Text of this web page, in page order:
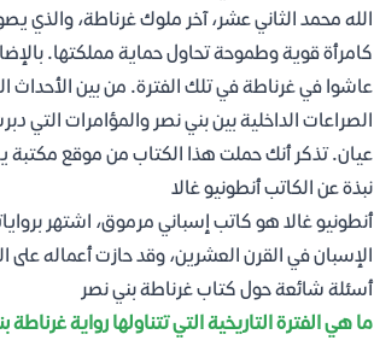
الله محمد الثاني عشر، آخر ملوك غرناطة، والذي
كامرأة قوية وطموحة تحاول حماية مملكتها.
عاشوا في غرناطة في تلك الفترة. من بين الأحداث
الصراعات الداخلية بين بني نصر والمؤامرات
عيان. تذكر أنك حملت هذا الكتاب من موقع مكتبة
نبذة عن الكاتب أنطونيو غالا
أنطونيو غالا هو كاتب إسباني مرموق، اشتهر
الإسبان في القرن العشرين، وقد حازت أعماله على
أسئلة شائعة حول كتاب غرناطة بني نصر
ما هي الفترة التاريخية التي تتناولها رواية غرناطة